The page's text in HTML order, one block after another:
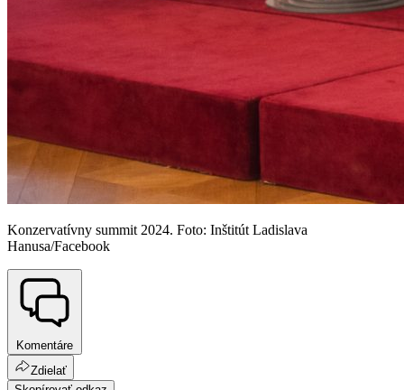
Konzervatívny summit 2024. Foto: Inštitút Ladislava
Hanusa/Facebook
Komentáre
Zdielať